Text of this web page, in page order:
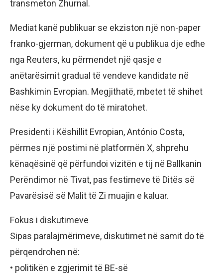
transmeton Zhurnal.
Mediat kanë publikuar se ekziston një non-paper
franko-gjerman, dokument që u publikua dje edhe
nga Reuters, ku përmendet një qasje e
anëtarësimit gradual të vendeve kandidate në
Bashkimin Evropian. Megjithatë, mbetet të shihet
nëse ky dokument do të miratohet.
Presidenti i Këshillit Evropian, António Costa,
përmes një postimi në platformën X, shprehu
kënaqësinë që përfundoi vizitën e tij në Ballkanin
Perëndimor në Tivat, pas festimeve të Ditës së
Pavarësisë së Malit të Zi muajin e kaluar.
Fokus i diskutimeve
Sipas paralajmërimeve, diskutimet në samit do të
përqendrohen në:
• politikën e zgjerimit të BE-së